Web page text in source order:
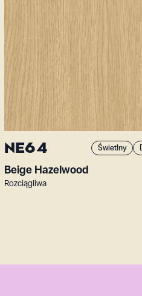
NE64 Świetlny
Beige Hazelwood
Rozciągliwa